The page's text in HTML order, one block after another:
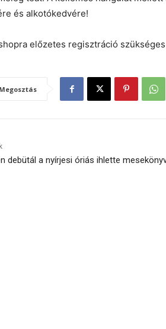
és alkotókedvére!
előzetes regisztráció
Megosztás
debütál a nyírjesi óriás ihlette